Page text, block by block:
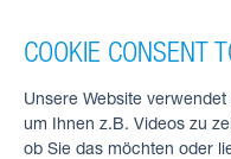
COOKIE CONSENT
Unsere Website
um Ihnen z.B. Videos zu
ob Sie das möchten oder